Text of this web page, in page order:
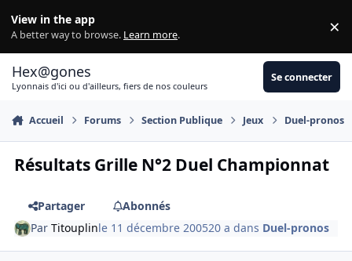
View in the app
A better way to browse. Learn more. ×
Hex@gones
Lyonnais d'ici ou d'ailleurs, fiers de nos couleurs
Se connecter
Accueil Forums Section Publique Jeux Duel-pronos
Résultats Grille N°2 Duel Championnat
Partager
Abonnés
ParTitouplinle 11 décembre 200520 a dans Duel-pronos